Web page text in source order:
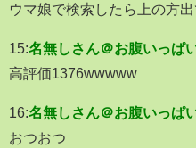
ウマ娘で検索したら上の方
15:名無しさん＠お腹いっぱ
高評価1376wwwww
16:名無しさん＠お腹いっぱ
おつおつ